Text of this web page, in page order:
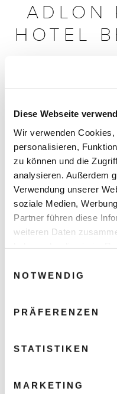
Diese Webseite
Wir verwenden
personalisieren,
zu können und die
analysieren. Außerdem
Verwendung unserer
soziale Medien,
Partner führen diese
weiteren Daten
NOTWENDIG
PRÄFERENZEN
STATISTIKEN
MARKETING
ADLON
HOTEL
das nicht nur durch